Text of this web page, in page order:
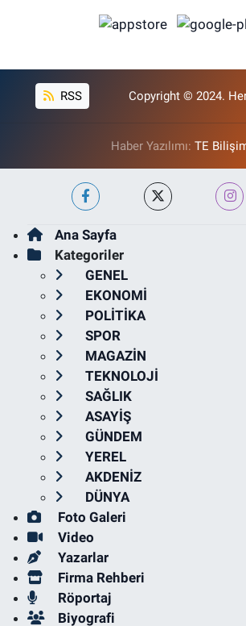
RSS Copyright © 2024. Her
Haber Yazılımı: TE
Ana Sayfa
Kategoriler
GENEL
EKONOMİ
POLİTİKA
SPOR
MAGAZİN
TEKNOLOJİ
SAĞLIK
ASAYİŞ
GÜNDEM
YEREL
AKDENİZ
DÜNYA
Foto Galeri
Video
Yazarlar
Firma Rehberi
Röportaj
Biyografi